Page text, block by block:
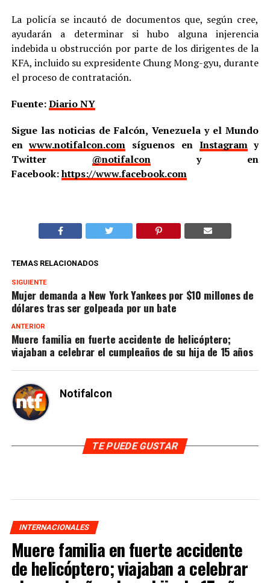
La policía se incautó de documentos que, según cree,
ayudarán a determinar si hubo alguna injerencia
indebida u obstrucción por parte de los dirigentes de la
KFA, incluido su expresidente Chung Mong-gyu, durante
el proceso de contratación.
Fuente:Diario NY
Sigue las noticias de Falcón, Venezuela y el Mundo
enwww.notifalcon.com síguenos en Instagramy
Twitter @notifalcony en
Facebook:https://www.facebook.com
TEMAS RELACIONADOS
SIGUIENTE
Mujer demanda a New York Yankees por $10 millones de
dólares tras ser golpeada por un bate
ANTERIOR
Muere familia en fuerte accidente de helicóptero;
viajaban a celebrar el cumpleaños de su hija de 15 años
Notifalcon
TE PUEDE GUSTAR
INTERNACIONALES
Muere familia en fuerte accidente
de helicóptero; viajaban a celebrar